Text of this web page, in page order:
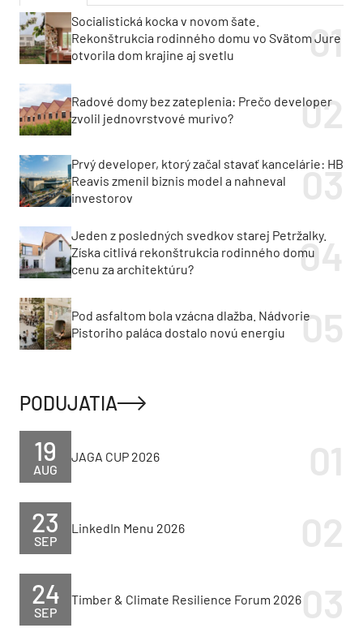
Socialistická kocka v novom šate.
Rekonštrukcia rodinného domu vo Svätom Jure
otvorila dom krajine aj svetlu
Radové domy bez zateplenia: Prečo developer
zvolil jednovrstvové murivo?
Prvý developer, ktorý začal stavať kancelárie: HB
Reavis zmenil biznis model a nahneval
investorov
Jeden z posledných svedkov starej Petržalky.
Získa citlivá rekonštrukcia rodinného domu
cenu za architektúru?
Pod asfaltom bola vzácna dlažba. Nádvorie
Pistoriho paláca dostalo novú energiu
PODUJATIA
AUG
19 JAGA CUP 2026
SEP
23 LinkedIn Menu 2026
SEP
24 Timber & Climate Resilience Forum 2026